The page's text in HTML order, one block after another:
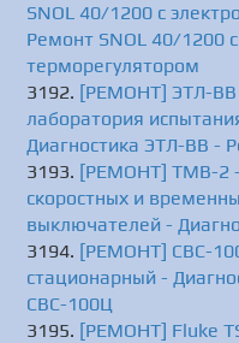
SNOL 40/1200 с
Ремонт SNOL 40/1200
терморегулятором
[РЕМОНТ] ЭТЛ-ВВ
лаборатория
Диагностика ЭТЛ-ВВ -
[РЕМОНТ] ТМВ-2 -
скоростных и
выключателей -
[РЕМОНТ] СВС-
стационарный -
СВС-100Ц
[РЕМОНТ] Fluke